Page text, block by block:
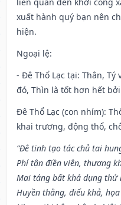
xuất hành quý bạn nên
hiện.
Ngoại lệ:
- Đê Thổ Lạc tại: Thân,
đó, Thìn là tốt hơn hết
Đê Thổ Lạc (con nhím):
khai trương, động thổ,
“Đê tinh tạo tác chủ tai
Phí tận điền viên, thương
Mai táng bất khả dụng thử
Huyền thằng, điếu khả,